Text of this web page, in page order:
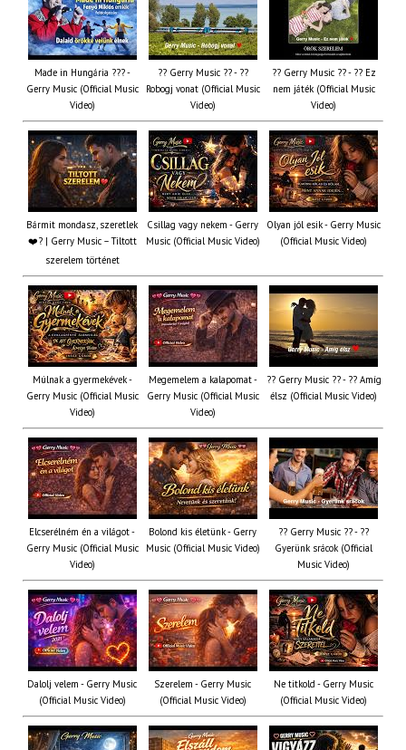
Made in Hungária ??? -
Gerry Music (Official Music
Video)
?? Gerry Music ?? - ??
Robogj vonat (Official Music
Video)
?? Gerry Music ?? - ?? Ez
nem játék (Official Music
Video)
Bármit mondasz, szeretlek
❤️‍? | Gerry Music – Tiltott
szerelem történet
Csillag vagy nekem - Gerry
Music (Official Music Video)
Olyan jól esik - Gerry Music
(Official Music Video)
Múlnak a gyermekévek -
Gerry Music (Official Music
Video)
Megemelem a kalapomat -
Gerry Music (Official Music
Video)
?? Gerry Music ?? - ?? Amíg
élsz (Official Music Video)
Elcserélném én a világot -
Gerry Music (Official Music
Video)
Bolond kis életünk - Gerry
Music (Official Music Video)
?? Gerry Music ?? - ??
Gyerünk srácok (Official
Music Video)
Dalolj velem - Gerry Music
(Official Music Video)
Szerelem - Gerry Music
(Official Music Video)
Ne titkold - Gerry Music
(Official Music Video)